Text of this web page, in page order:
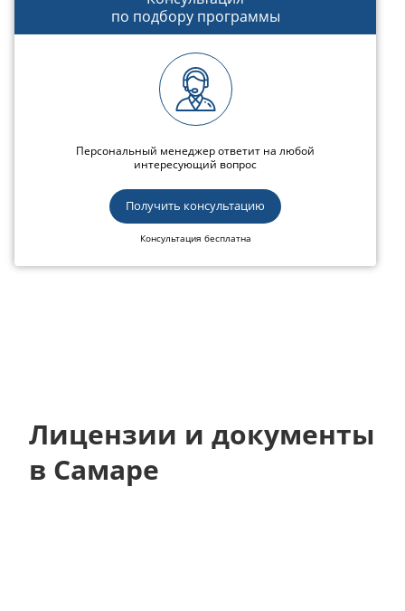
по подбору программы
Персональный менеджер ответит на любой
интересующий вопрос
Получить консультацию
Консультация бесплатна
Лицензии и документы
в Самаре